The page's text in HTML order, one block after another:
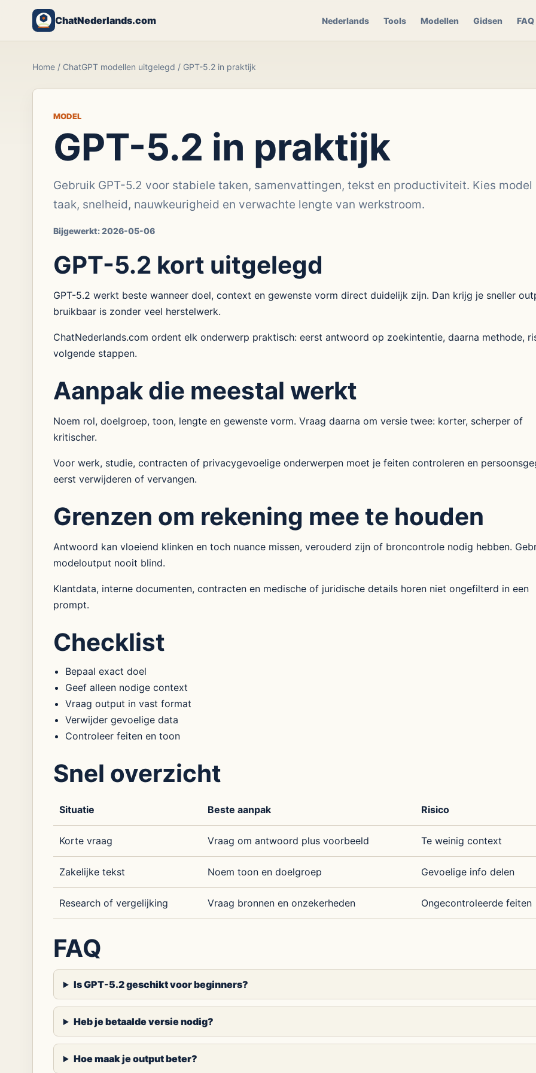
ChatNederlands.com Nederlands Tools Modellen Gidsen FAQ
Home/ ChatGPT modellen uitgelegd / GPT-5.2 in praktijk
MODEL
GPT-5.2 in praktijk
Gebruik GPT-5.2 voor stabiele taken, samenvattingen, tekst en productiviteit. Kies model
taak, snelheid, nauwkeurigheid en verwachte lengte van werkstroom.
Bijgewerkt:2026-05-06
GPT-5.2 kort uitgelegd
GPT-5.2 werkt beste wanneer doel, context en gewenste vorm direct duidelijk zijn. Dan krijg je sneller
bruikbaar is zonder veel herstelwerk.
ChatNederlands.com ordent elk onderwerp praktisch: eerst antwoord op zoekintentie, daarna methode,
volgende stappen.
Aanpak die meestal werkt
Noem rol, doelgroep, toon, lengte en gewenste vorm. Vraag daarna om versie twee: korter, scherper of
kritischer.
Voor werk, studie, contracten of privacygevoelige onderwerpen moet je feiten controleren en
eerst verwijderen of vervangen.
Grenzen om rekening mee te houden
Antwoord kan vloeiend klinken en toch nuance missen, verouderd zijn of broncontrole nodig hebben.
modeloutput nooit blind.
Klantdata, interne documenten, contracten en medische of juridische details horen niet ongefilterd in een
prompt.
Checklist
Bepaal exact doel
Geef alleen nodige context
Vraag output in vast format
Verwijder gevoelige data
Controleer feiten en toon
Snel overzicht
Situatie Beste aanpak Risico
Korte vraag Vraag om antwoord plus voorbeeld Te weinig context
Zakelijke tekst Noem toon en doelgroep Gevoelige info delen
Research of vergelijking Vraag bronnen en onzekerheden Ongecontroleerde feiten
FAQ
Is GPT-5.2 geschikt voor beginners?
Heb je betaalde versie nodig?
Hoe maak je output beter?